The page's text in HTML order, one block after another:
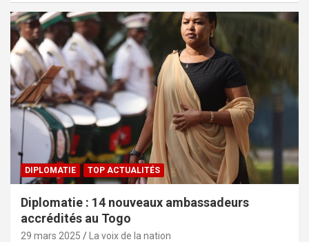
DIPLOMATIE TOP ACTUALITÉS
Diplomatie : 14 nouveaux ambassadeurs
accrédités au Togo
29 mars 2025 La voix de la nation